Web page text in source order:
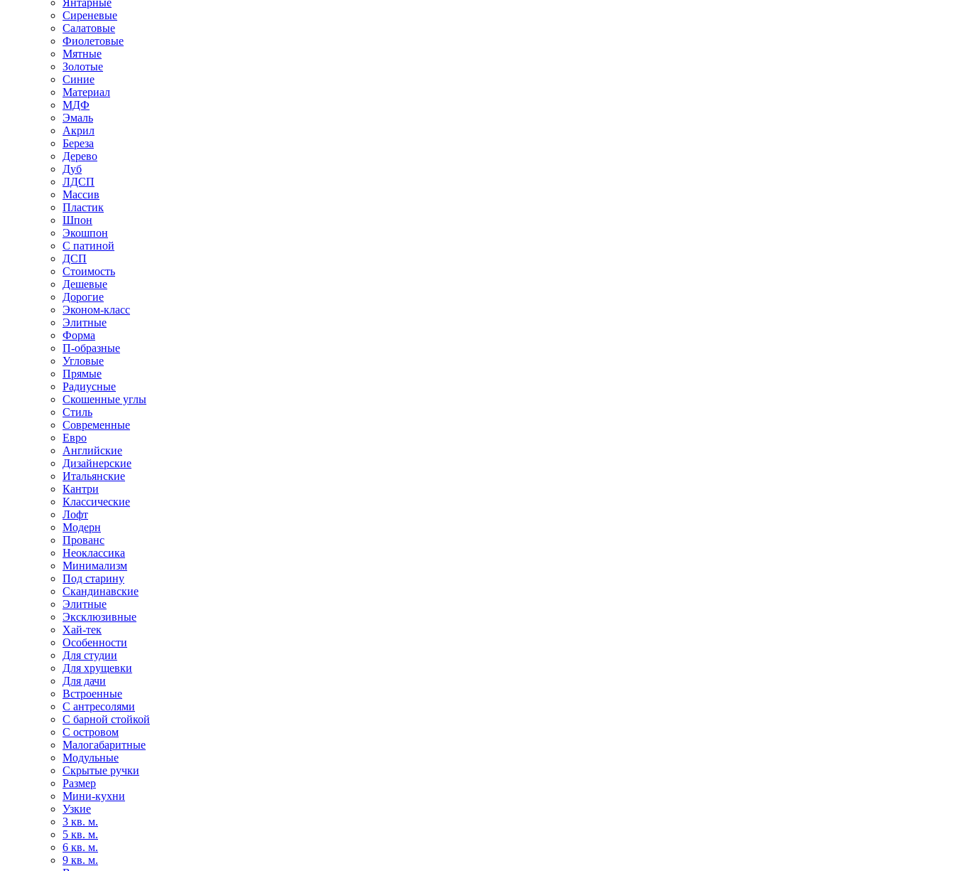
Сиреневые
Салатовые
Фиолетовые
Мятные
Золотые
Синие
Материал
МДФ
Эмаль
Акрил
Береза
Дерево
Дуб
ЛДСП
Массив
Пластик
Шпон
Экошпон
С патиной
ДСП
Стоимость
Дешевые
Дорогие
Эконом-класс
Элитные
Форма
П-образные
Угловые
Прямые
Радиусные
Скошенные углы
Стиль
Современные
Евро
Английские
Дизайнерские
Итальянские
Кантри
Классические
Лофт
Модерн
Прованс
Неоклассика
Минимализм
Под старину
Скандинавские
Элитные
Эксклюзивные
Хай-тек
Особенности
Для студии
Для хрущевки
Для дачи
Встроенные
С антресолями
С барной стойкой
С островом
Малогабаритные
Модульные
Скрытые ручки
Размер
Мини-кухни
Узкие
3 кв. м.
5 кв. м.
6 кв. м.
9 кв. м.